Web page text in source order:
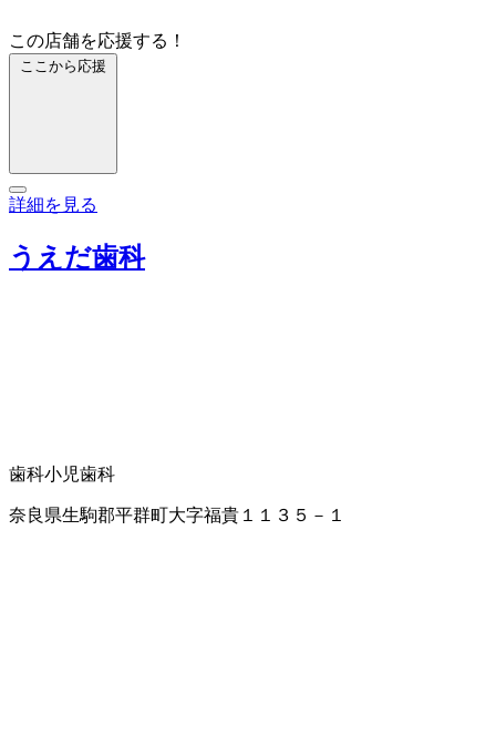
この店舗を応援する！
ここから応援
詳細を見る
うえだ歯科
歯科小児歯科
奈良県生駒郡平群町大字福貴１１３５－１